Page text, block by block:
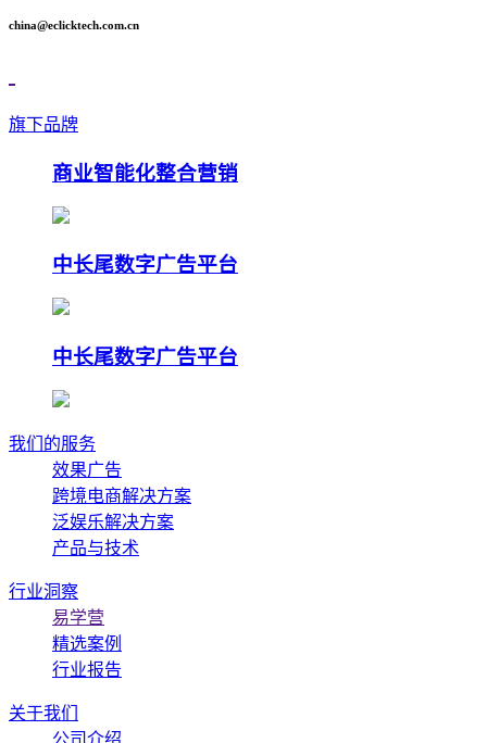
china@eclicktech.com.cn
旗下品牌
商业智能化整合营销
中长尾数字广告平台
中长尾数字广告平台
我们的服务
效果广告
跨境电商解决方案
泛娱乐解决方案
产品与技术
行业洞察
易学营
精选案例
行业报告
关于我们
公司介绍